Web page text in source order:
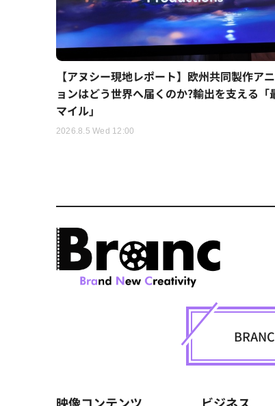
【アヌシー現地レポート】欧州共同製作ア
ョンはどう世界へ届くのか?輸出を支える「
マイル」
2026.8.5 Wed 12:00